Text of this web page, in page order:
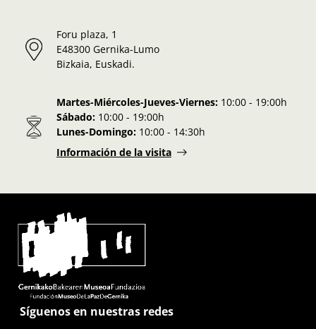
Foru plaza, 1
E48300 Gernika-Lumo
Bizkaia, Euskadi.
Martes-Miércoles-Jueves-Viernes: 10:00 - 19:00h
Sábado: 10:00 - 19:00h
Lunes-Domingo: 10:00 - 14:30h
Información de la visita
Síguenos en nuestras redes